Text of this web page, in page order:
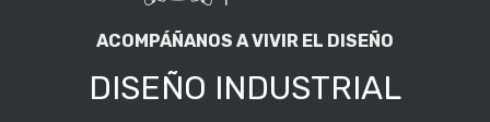
ACOMPÁÑANOS A VIVIR EL DISEÑO
DISEÑO INDUSTRIAL